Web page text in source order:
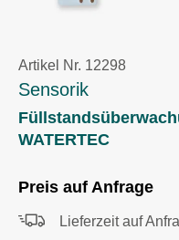
Artikel Nr. 12298
Sensorik
WATERTEC
Preis auf Anfrage
Lieferzeit auf